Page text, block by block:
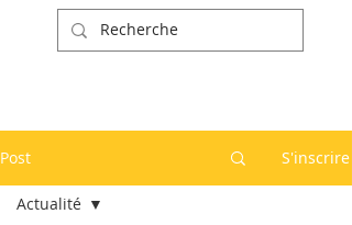
Post S'inscrire
Actualité